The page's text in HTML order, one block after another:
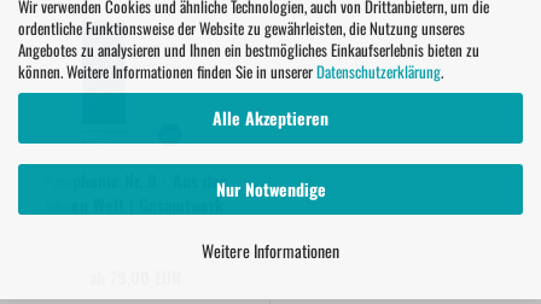
Wir verwenden Cookies und ähnliche Technologien, auch von Drittanbietern, um die
ordentliche Funktionsweise der Website zu gewährleisten, die Nutzung unseres
Angebotes zu analysieren und Ihnen ein bestmögliches Einkaufserlebnis bieten zu
können. Weitere Informationen finden Sie in unsererDatenschutzerklärung.
Alle Akzeptieren
Nur Notwendige
Weitere Informationen
Symphonie Nr. 9 - Aus der
neuen Welt | Gesamtwerk